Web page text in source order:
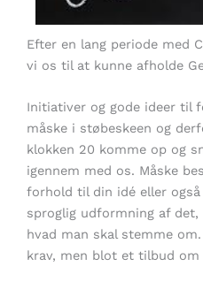
Efter en lang periode med
vi os til at kunne afholde
Initiativer og gode ideer til
måske i støbeskeen og
klokken 20 komme op og
igennem med os. Måske
forhold til din idé eller
sproglig udformning af
hvad man skal stemme
krav, men blot et tilbud